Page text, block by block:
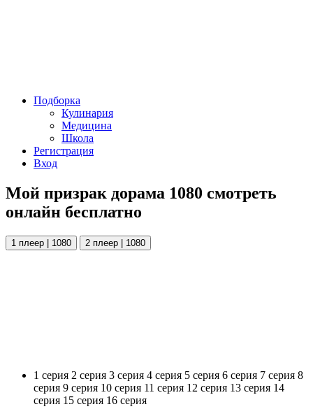
Подборка
Кулинария
Медицина
Школа
Регистрация
Вход
Мой призрак дорама 1080 смотреть
онлайн бесплатно
1 плеер | 1080 2 плеер | 1080
1 серия 2 серия 3 серия 4 серия 5 серия 6 серия 7 серия 8
серия 9 серия 10 серия 11 серия 12 серия 13 серия 14
серия 15 серия 16 серия